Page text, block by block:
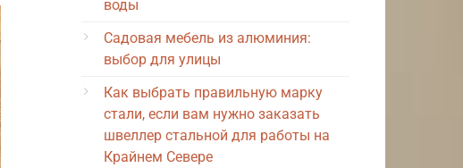
воды
Садовая мебель из алюминия:
выбор для улицы
Как выбрать правильную марку
стали, если вам нужно заказать
швеллер стальной для работы на
Крайнем Севере